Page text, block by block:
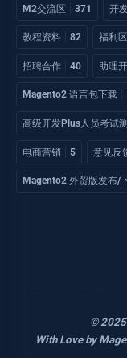
M2交流区 371 开
教程资料 82 福利区
招聘合作 40 助理
Magento2 语言包下载
高级开发Plus人员考试
电商营销 5 意见反
Magento2 外贸版发布/
© 2025
With Love by